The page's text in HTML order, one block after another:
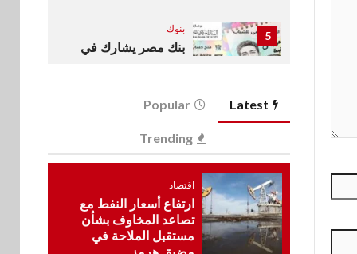
5 بنوك
بنك مصر يشارك في
بنوك
بنك QNB مصر يعزز
الصغيرة والمتوسطة
للنمو والتوسع
اخبار
Latest
Popular
Trending
اقتصاد
ارتفاع أسعار النفط مع
تصاعد المخاوف بشأن
مستقبل الملاحة في